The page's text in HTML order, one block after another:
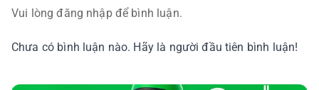
Vui lòng đăng nhập để bình luận.
Chưa có bình luận nào. Hãy là người đầu tiên bình luận!